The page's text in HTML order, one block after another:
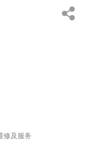
修及服务